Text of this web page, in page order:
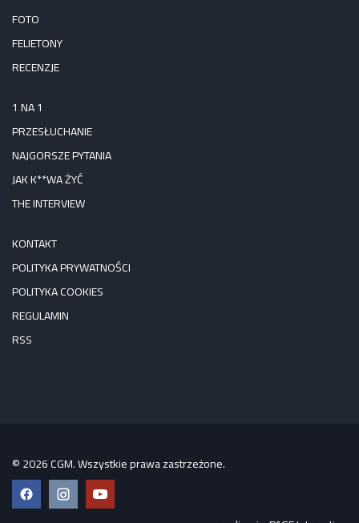
FOTO
FELIETONY
RECENZJE
1 NA 1
PRZESŁUCHANIE
NAJGORSZE PYTANIA
JAK K**WA ŻYĆ
THE INTERVIEW
KONTAKT
POLITYKA PRYWATNOŚCI
POLITYKA COOKIES
REGULAMIN
RSS
© 2026 CGM. Wszystkie prawa zastrzeżone.
FacebookInstagramYouTube